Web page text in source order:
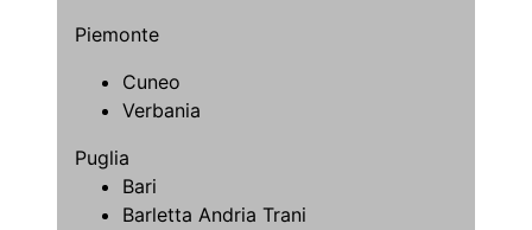
Piemonte
Cuneo
Verbania
Puglia
Bari
Barletta Andria Trani